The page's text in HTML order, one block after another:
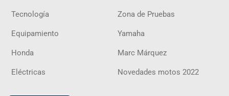
Tecnología Zona de Pruebas
Equipamiento Yamaha
Honda Marc Márquez
Eléctricas Novedades motos 2022